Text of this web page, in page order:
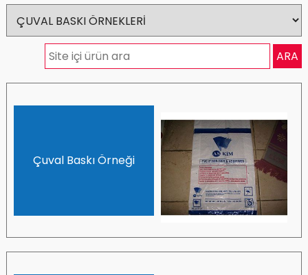
Çuval Baskı Örneği